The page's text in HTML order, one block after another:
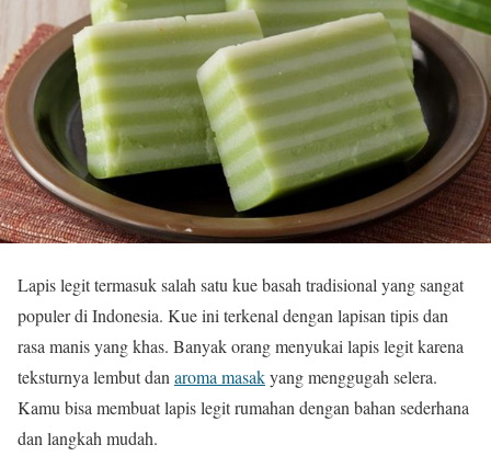
Lapis legit termasuk salah satu kue basah tradisional yang sangat
populer di Indonesia. Kue ini terkenal dengan lapisan tipis dan
rasa manis yang khas. Banyak orang menyukai lapis legit karena
teksturnya lembut dan aroma masakyang menggugah selera.
Kamu bisa membuat lapis legit rumahan dengan bahan sederhana
dan langkah mudah.